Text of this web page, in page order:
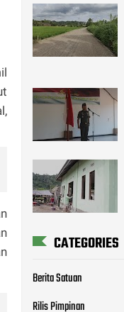
CATEGORIES
Berita Satuan
Rilis Pimpinan